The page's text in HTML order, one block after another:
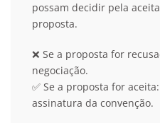
possam decidir pela
proposta.
❌ Se a proposta for
negociação.
✅ Se a proposta for
assinatura da convenção.